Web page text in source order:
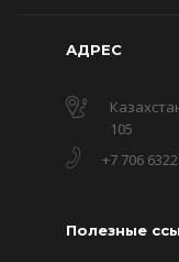
АДРЕС
105
+7 706
Полезные